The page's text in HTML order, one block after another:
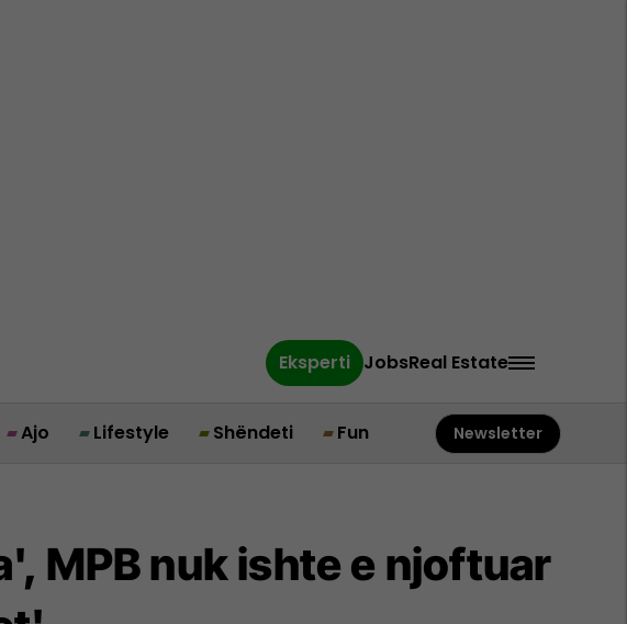
Eksperti JobsReal Estate
Ajo Lifestyle Shëndeti Fun Newsletter
MPB nuk ishte e njoftuar